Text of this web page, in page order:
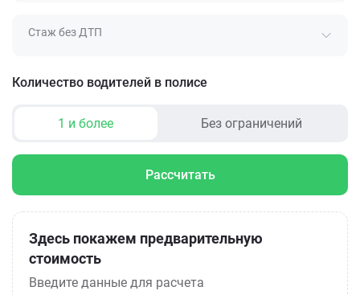
Стаж без ДТП
Количество водителей в полисе
1 и более Без ограничений
Рассчитать
Здесь покажем предварительную
стоимость
Введите данные для расчета